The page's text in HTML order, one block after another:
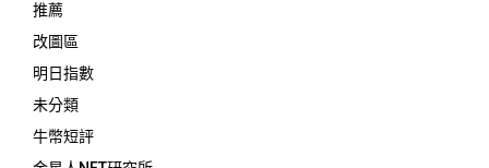
推薦
改圖區
明日指數
未分類
牛幣短評